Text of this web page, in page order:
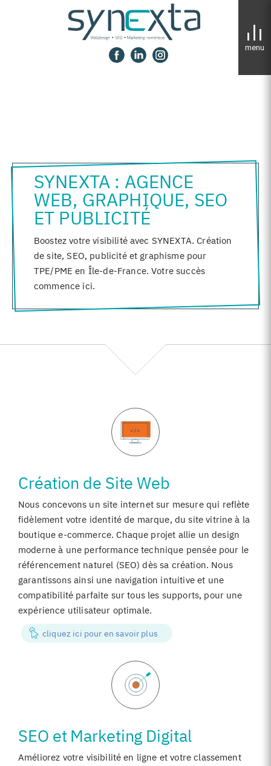
Panneau de gestion des cookies
SYNEXTA : AGENCE
WEB, GRAPHIQUE, SEO
ET PUBLICITÉ
Boostez votre visibilité avec SYNEXTA. Création
de site, SEO, publicité et graphisme pour
TPE/PME en Île-de-France. Votre succès
commence ici.
Création de Site Web
Nous concevons un site internet sur mesure qui reflète
fidèlement votre identité de marque, du site vitrine à la
boutique e-commerce. Chaque projet allie un design
moderne à une performance technique pensée pour le
référencement naturel (SEO) dès sa création. Nous
garantissons ainsi une navigation intuitive et une
compatibilité parfaite sur tous les supports, pour une
expérience utilisateur optimale.
cliquez ici pour en savoir plus
SEO et Marketing Digital
Améliorez votre visibilité en ligne et votre classement